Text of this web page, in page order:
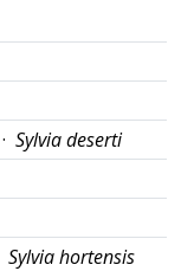
· Sylvia deserti
Sylvia hortensis